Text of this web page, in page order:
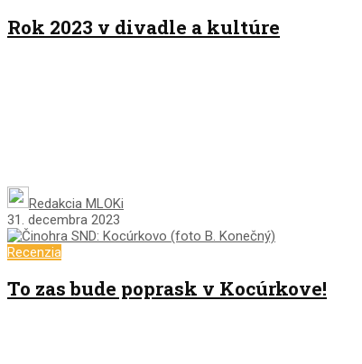
Rok 2023 v divadle a kultúre
Redakcia MLOKi
31. decembra 2023
Recenzia
To zas bude poprask v Kocúrkove!